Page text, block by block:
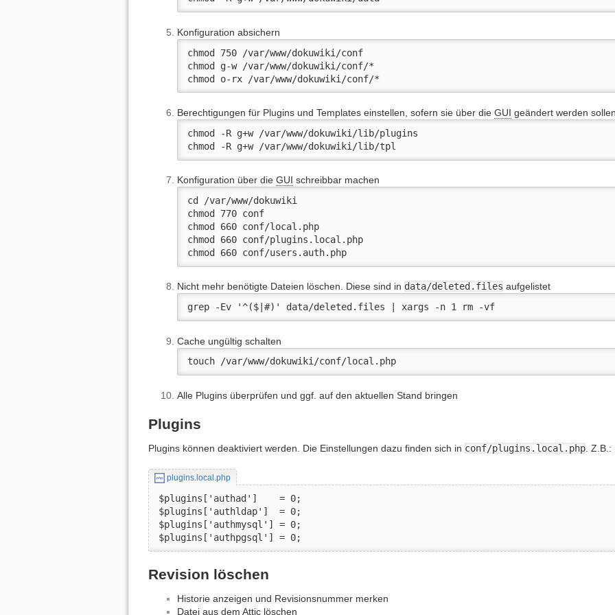
Konfiguration absichern
chmod 750 /var/www/dokuwiki/conf
chmod g-w /var/www/dokuwiki/conf/*
chmod o-rx /var/www/dokuwiki/conf/*
Berechtigungen für Plugins und Templates einstellen, sofern sie über die GUI geändert werden
chmod -R g+w /var/www/dokuwiki/lib/plugins
chmod -R g+w /var/www/dokuwiki/lib/tpl
Konfiguration über die GUI schreibbar machen
cd /var/www/dokuwiki
chmod 770 conf
chmod 660 conf/local.php
chmod 660 conf/plugins.local.php
chmod 660 conf/users.auth.php
Nicht mehr benötigte Dateien löschen. Diese sind in data/deleted.files aufgelistet
grep -Ev '^($|#)' data/deleted.files | xargs -n 1 rm -vf
Cache ungültig schalten
touch /var/www/dokuwiki/conf/local.php
Alle Plugins überprüfen und ggf. auf den aktuellen Stand bringen
Plugins
Plugins können deaktiviert werden. Die Einstellungen dazu finden sich in conf/plugins.local.php. Z.B.:
plugins.local.php
$plugins['authad']    = 0;
$plugins['authldap']  = 0;
$plugins['authmysql'] = 0;
$plugins['authpgsql'] = 0;
Revision löschen
Historie anzeigen und Revisionsnummer merken
Datei aus dem Attic löschen